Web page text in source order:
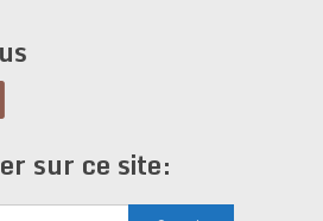
sur ce site: